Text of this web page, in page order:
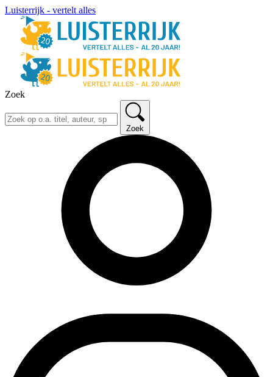
Luisterrijk - vertelt alles
Zoek
Zoek